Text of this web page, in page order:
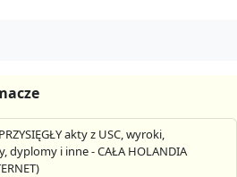
akty z USC, wyroki,
dyplomy i inne - CAŁA HOLANDIA